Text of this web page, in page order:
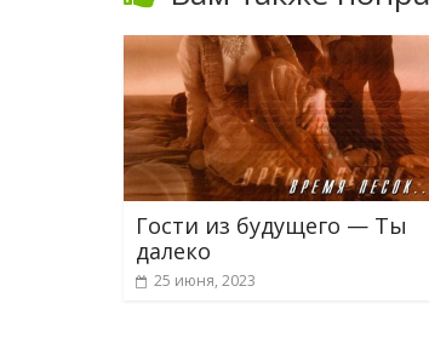
Гости из будущего — Ты
далеко
25 июня, 2023